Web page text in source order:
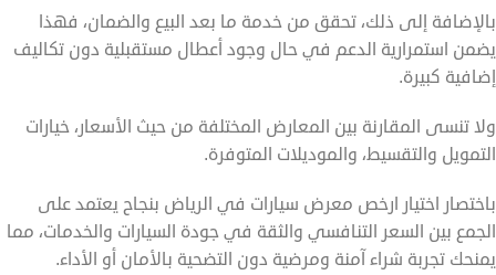
بالإضافة إلى ذلك، تحقق من خدمة ما بعد البيع والضمان، فهذا
يضمن استمرارية الدعم في حال وجود أعطال مستقبلية دون تكاليف
إضافية كبيرة.
ولا تنسى المقارنة بين المعارض المختلفة من حيث الأسعار، خيارات
التمويل والتقسيط، والموديلات المتوفرة.
باختصار اختيار ارخص معرض سيارات في الرياض بنجاح يعتمد على
الجمع بين السعر التنافسي والثقة في جودة السيارات والخدمات، مما
يمنحك تجربة شراء آمنة ومرضية دون التضحية بالأمان أو الأداء.